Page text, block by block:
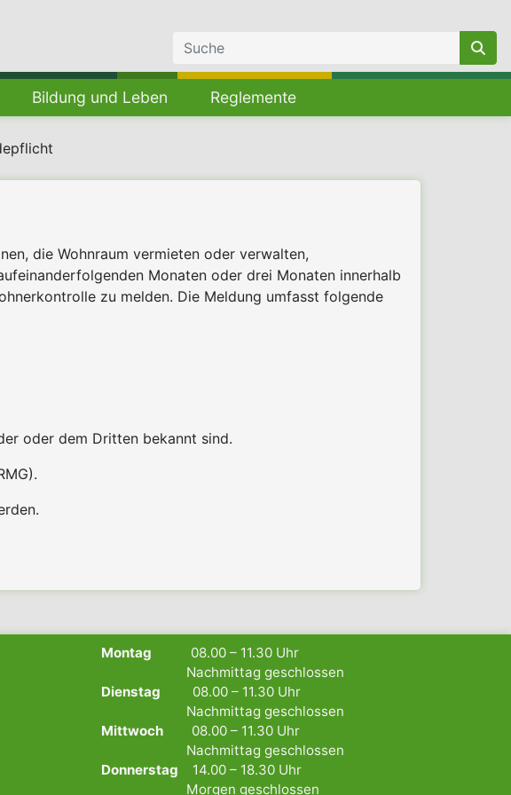
Bildung und Leben Reglemente
die Wohnraum vermieten oder verwalten,
Monaten oder drei Monaten innerhalb
zu melden. Die Meldung umfasst folgende
oder dem Dritten bekannt sind.
Montag 08.00 – 11.30 Uhr
Nachmittag geschlossen
Dienstag 08.00 – 11.30 Uhr
Nachmittag geschlossen
Mittwoch 08.00 – 11.30 Uhr
Nachmittag geschlossen
Donnerstag 14.00 – 18.30 Uhr
Morgen geschlossen